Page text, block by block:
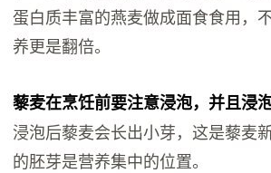
蛋白质丰富的燕麦做成面食食用，
养更是翻倍。
藜麦在烹饪前要注意浸泡，并且浸
浸泡后藜麦会长出小芽，这是藜麦
的胚芽是营养集中的位置。